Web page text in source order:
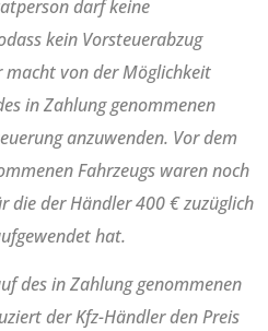
darf keine
kein Vorsteuerabzug
macht von der Möglichkeit
in Zahlung genommenen
anzuwenden. Vor dem
Fahrzeugs waren noch
die der Händler 400 € zuzüglich
hat.
des in Zahlung genommenen
der Kfz-Händler den Preis